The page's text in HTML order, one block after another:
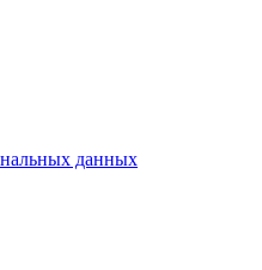
данных